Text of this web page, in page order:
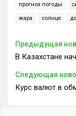
прогноз погоды
жара солнце
Предыдущая
В Казахстане
Следующая
Курс валют в